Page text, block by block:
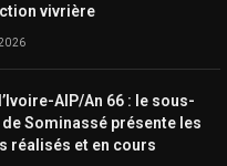
vivrière
AIP/An 66 : le sous-
Sominassé présente les
réalisés et en cours